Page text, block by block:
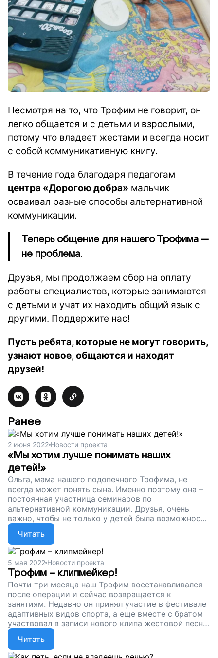
Несмотря на то, что Трофим не говорит, он
легко общается и с детьми и взрослыми,
потому что владеет жестами и всегда носит
с собой коммуникативную книгу.
В течение года благодаря педагогам
центра «Дорогою добра» мальчик
осваивал разные способы альтернативной
коммуникации.
Теперь общение для нашего Трофима —
не проблема.
Друзья, мы продолжаем сбор на оплату
работы специалистов, которые занимаются
с детьми и учат их находить общий язык с
другими. Поддержите нас!
Пусть ребята, которые не могут говорить,
узнают новое, общаются и находят
друзей!
Ранее
2 июня 2022 Новости проекта
«Мы хотим лучше понимать наших
детей!»
Ольга, мама нашего подопечного Трофима, не
всегда может понять сына. Именно поэтому она –
постоянная участница семинаров по
альтернативной коммуникации. Друзья, очень
важно, чтобы не только у детей была возможность
общаться, но и их близкие и друзья становились
компетентными собеседниками. Давайте им в этом
поможем. Поддержите наш проект!
Читать
5 мая 2022 Новости проекта
Трофим – клипмейкер!
Почти три месяца наш Трофим восстанавливался
после операции и сейчас возвращается к
занятиям. Недавно он принял участие в фестивале
адаптивных видов спорта, а еще вместе с братом
участвовал в записи нового клипа жестовой песни.
Друзья, наш сбор продолжается. Поддержите нас!
Подарим особенным ребятам возможность
общаться и выражать себя.
Читать